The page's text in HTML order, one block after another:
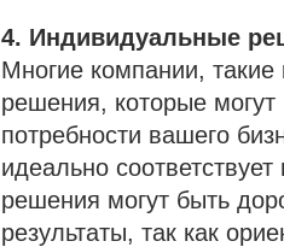
4. Индивидуальные
Многие компании,
решения, которые
потребности вашего
идеально
решения могут быть
результаты, так как